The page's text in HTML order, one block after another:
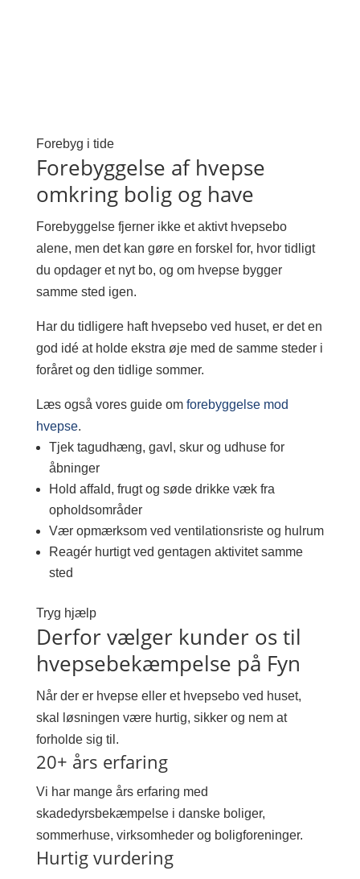
Forebyg i tide
Forebyggelse af hvepse
omkring bolig og have
Forebyggelse fjerner ikke et aktivt hvepsebo
alene, men det kan gøre en forskel for, hvor tidligt
du opdager et nyt bo, og om hvepse bygger
samme sted igen.
Har du tidligere haft hvepsebo ved huset, er det en
god idé at holde ekstra øje med de samme steder i
foråret og den tidlige sommer.
Læs også vores guide om forebyggelse mod
hvepse.
Tjek tagudhæng, gavl, skur og udhuse for
åbninger
Hold affald, frugt og søde drikke væk fra
opholdsområder
Vær opmærksom ved ventilationsriste og hulrum
Reagér hurtigt ved gentagen aktivitet samme
sted
Tryg hjælp
Derfor vælger kunder os til
hvepsebekæmpelse på Fyn
Når der er hvepse eller et hvepsebo ved huset,
skal løsningen være hurtig, sikker og nem at
forholde sig til.
20+ års erfaring
Vi har mange års erfaring med
skadedyrsbekæmpelse i danske boliger,
sommerhuse, virksomheder og boligforeninger.
Hurtig vurdering